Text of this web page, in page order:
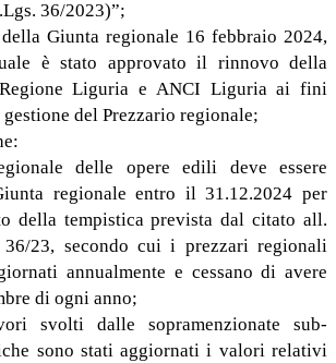
36/2023)”;
Giunta regionale 16 febbraio 2024,
è stato approvato il rinnovo della
Liguria e ANCI Liguria ai fini
del Prezzario regionale;
delle opere edili deve essere
regionale entro il 31.12.2024 per
della tempistica prevista dal citato all.
23, secondo cui i prezzari regionali
annualmente e cessano di avere
di ogni anno;
svolti dalle sopramenzionate sub-
sono stati aggiornati i valori relativi